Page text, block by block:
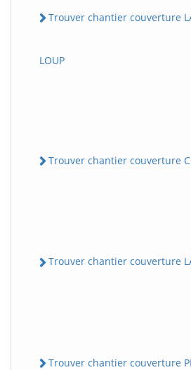
Trouver chantier couverture
LOUP
Trouver chantier couverture
Trouver chantier couverture
Trouver chantier couverture